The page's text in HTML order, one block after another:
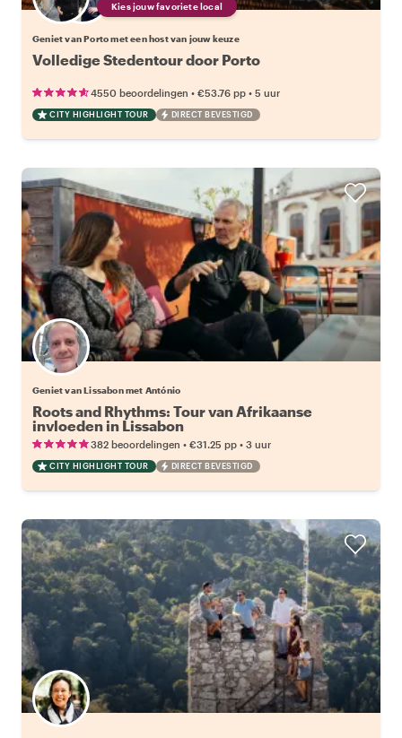
Kies jouw favoriete local
Geniet van Porto met een host van jouw keuze
Volledige Stedentour door Porto
4550 beoordelingen • €53.76 pp • 5 uur
CITY HIGHLIGHT TOUR DIRECT BEVESTIGD
Geniet van Lissabon met António
Roots and Rhythms: Tour van Afrikaanse
invloeden in Lissabon
382 beoordelingen • €31.25 pp • 3 uur
CITY HIGHLIGHT TOUR DIRECT BEVESTIGD